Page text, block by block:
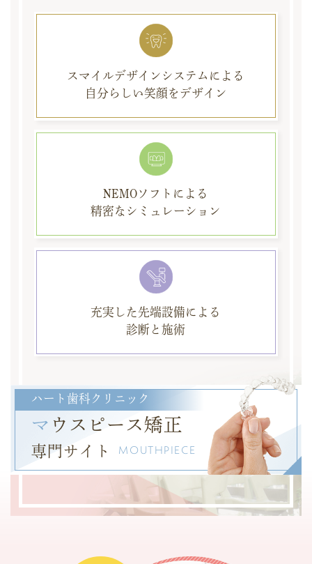
スマイルデザイン システムによる
自分らしい笑顔をデザイン
NEMOソフト による
精密な シミュレーション
充実した先端設備による
診断と施術
ハート歯科クリニック
マ ウスピース矯正
専門サイト MOUTHPIECE